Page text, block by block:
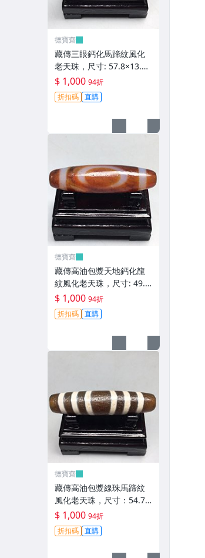
德寶齋
藏傳三眼鈣化馬蹄紋風化
老天珠，尺寸: 57.8×13.3
左右，材質：瑪瑙，玉
髓， 天珠 瑪瑙 硃砂【德寶
齋】407
$ 1,000 94折
折扣碼 直購
德寶齋
藏傳高油包漿天地鈣化龍
紋風化老天珠，尺寸: 49.6
×13.5左右，材質：瑪瑙，
天珠 瑪瑙 硃砂【德寶齋】
406
$ 1,000 94折
折扣碼 直購
德寶齋
藏傳高油包漿線珠馬蹄紋
風化老天珠，尺寸：54.7×
13左右，材質：瑪瑙，玉
髓 天珠 瑪瑙 硃砂【德寶
齋】405
$ 1,000 94折
折扣碼 直購